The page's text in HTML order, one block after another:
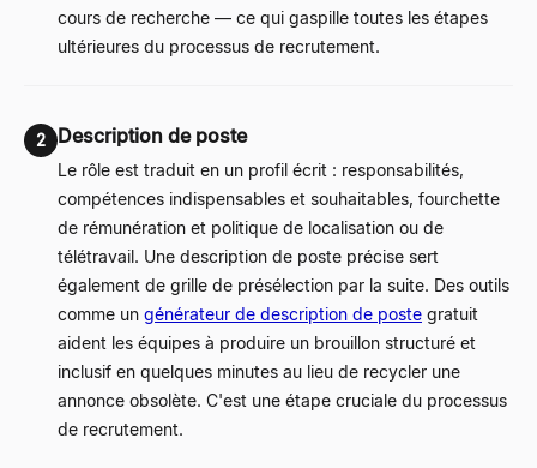
cours de recherche — ce qui gaspille toutes les étapes
ultérieures du processus de recrutement.
2 Description de poste
Le rôle est traduit en un profil écrit : responsabilités,
compétences indispensables et souhaitables, fourchette
de rémunération et politique de localisation ou de
télétravail. Une description de poste précise sert
également de grille de présélection par la suite. Des outils
comme un générateur de description de poste gratuit
aident les équipes à produire un brouillon structuré et
inclusif en quelques minutes au lieu de recycler une
annonce obsolète. C'est une étape cruciale du processus
de recrutement.